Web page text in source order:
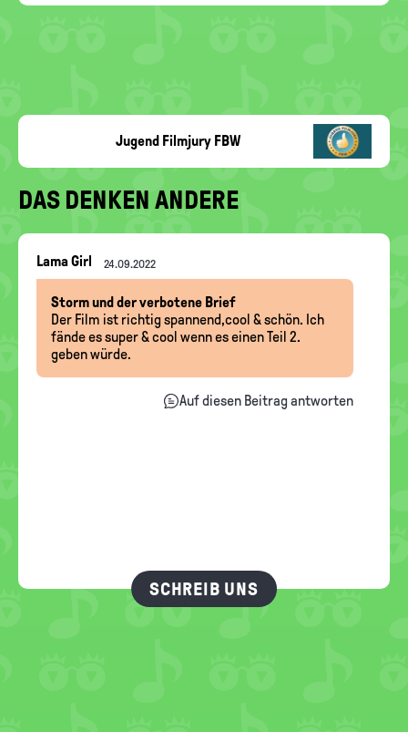
DAS DENKEN ANDERE
Nachrichten-
Thread
Lama Girl 24.09.2022
Storm und der verbotene Brief
Der Film ist richtig spannend,cool & schön. Ich
fände es super & cool wenn es einen Teil 2.
geben würde.
Auf diesen Beitrag antworten
SCHREIB UNS
Jugend Filmjury FBW